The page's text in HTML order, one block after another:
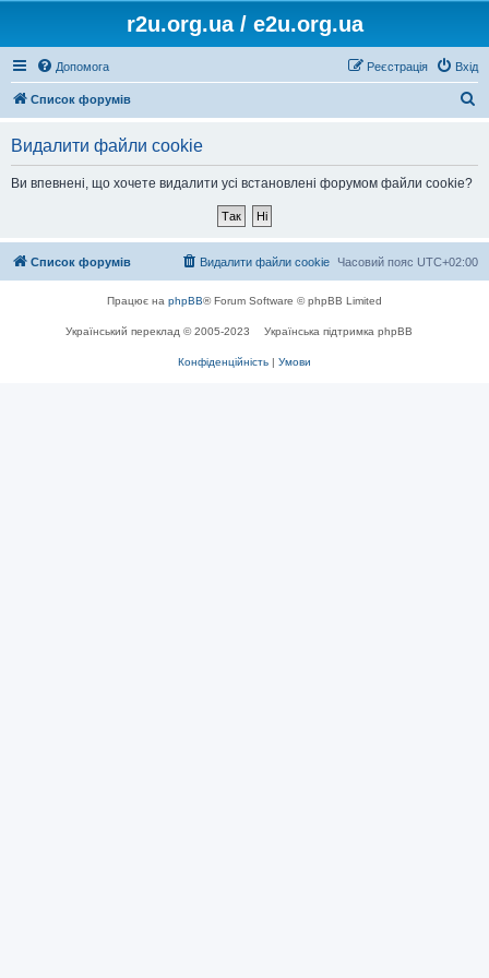
r2u.org.ua / e2u.org.ua
Допомога Вхід
Реєстрація
Список форумів
Видалити файли cookie
Ви впевнені, що хочете видалити усі встановлені форумом файли cookie?
Список форумів Часовий пояс UTC+02:00
Видалити файли cookie
Працює на phpBB® Forum Software © phpBB Limited
Український переклад © 2005-2023 Українська підтримка phpBB
Конфіденційність | Умови